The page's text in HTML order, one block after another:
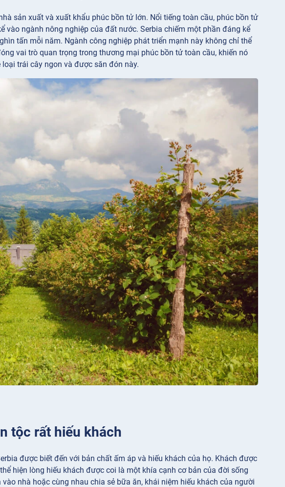
sản xuất và xuất khẩu phúc bồn tử lớn. Nổi tiếng toàn cầu, phúc bồn tử
vào ngành nông nghiệp của đất nước. Serbia chiếm một phần đáng kể
tấn mỗi năm. Ngành công nghiệp phát triển mạnh này không chỉ thể
vai trò quan trọng trong thương mại phúc bồn tử toàn cầu, khiến nó
trái cây ngon và được săn đón này.
tộc rất hiếu khách
được biết đến với bản chất ấm áp và hiếu khách của họ. Khách được
hiện lòng hiếu khách được coi là một khía cạnh cơ bản của đời sống
nhà hoặc cùng nhau chia sẻ bữa ăn, khái niệm hiếu khách của người